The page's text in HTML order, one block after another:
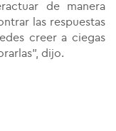
de manera
las respuestas
creer a ciegas
dijo.